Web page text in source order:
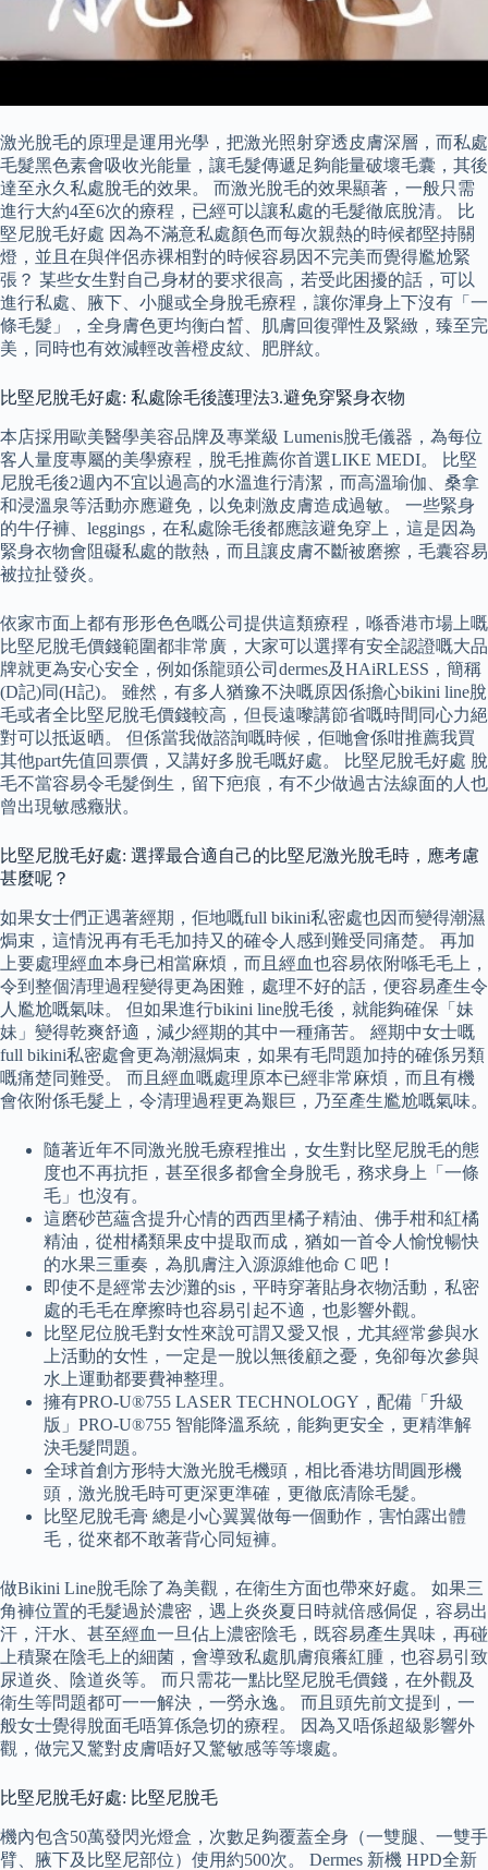
激光脫毛的原理是運用光學，把激光照射穿透皮膚深層，而私處
毛髮黑色素會吸收光能量，讓毛髮傳遞足夠能量破壞毛囊，其後
達至永久私處脫毛的效果。 而激光脫毛的效果顯著，一般只需
進行大約4至6次的療程，已經可以讓私處的毛髮徹底脫清。 比
堅尼脫毛好處 因為不滿意私處顏色而每次親熱的時候都堅持關
燈，並且在與伴侶赤裸相對的時候容易因不完美而覺得尷尬緊
張？ 某些女生對自己身材的要求很高，若受此困擾的話，可以
進行私處、腋下、小腿或全身脫毛療程，讓你渾身上下沒有「一
條毛髮」，全身膚色更均衡白晳、肌膚回復彈性及緊緻，臻至完
美，同時也有效減輕改善橙皮紋、肥胖紋。
比堅尼脫毛好處: 私處除毛後護理法3.避免穿緊身衣物
本店採用歐美醫學美容品牌及專業級 Lumenis脫毛儀器，為每位
客人量度專屬的美學療程，脫毛推薦你首選LIKE MEDI。 比堅
尼脫毛後2週內不宜以過高的水溫進行清潔，而高溫瑜伽、桑拿
和浸溫泉等活動亦應避免，以免刺激皮膚造成過敏。 一些緊身
的牛仔褲、leggings，在私處除毛後都應該避免穿上，這是因為
緊身衣物會阻礙私處的散熱，而且讓皮膚不斷被磨擦，毛囊容易
被拉扯發炎。
依家市面上都有形形色色嘅公司提供這類療程，喺香港市場上嘅
比堅尼脫毛價錢範圍都非常廣，大家可以選擇有安全認證嘅大品
牌就更為安心安全，例如係龍頭公司dermes及HAiRLESS，簡稱
(D記)同(H記)。 雖然，有多人猶豫不決嘅原因係擔心bikini line脫
毛或者全比堅尼脫毛價錢較高，但長遠嚟講節省嘅時間同心力絕
對可以抵返晒。 但係當我做諮詢嘅時候，佢哋會係咁推薦我買
其他part先值回票價，又講好多脫毛嘅好處。 比堅尼脫毛好處 脫
毛不當容易令毛髮倒生，留下疤痕，有不少做過古法線面的人也
曾出現敏感癥狀。
比堅尼脫毛好處: 選擇最合適自己的比堅尼激光脫毛時，應考慮
甚麼呢？
如果女士們正遇著經期，佢地嘅full bikini私密處也因而變得潮濕
焗束，這情況再有毛毛加持又的確令人感到難受同痛楚。 再加
上要處理經血本身已相當麻煩，而且經血也容易依附喺毛毛上，
令到整個清理過程變得更為困難，處理不好的話，便容易產生令
人尷尬嘅氣味。 但如果進行bikini line脫毛後，就能夠確保「妹
妹」變得乾爽舒適，減少經期的其中一種痛苦。 經期中女士嘅
full bikini私密處會更為潮濕焗束，如果有毛問題加持的確係另類
嘅痛楚同難受。 而且經血嘅處理原本已經非常麻煩，而且有機
會依附係毛髮上，令清理過程更為艱巨，乃至產生尷尬嘅氣味。
隨著近年不同激光脫毛療程推出，女生對比堅尼脫毛的態
度也不再抗拒，甚至很多都會全身脫毛，務求身上「一條
毛」也沒有。
這磨砂芭蘊含提升心情的西西里橘子精油、佛手柑和紅橘
精油，從柑橘類果皮中提取而成，猶如一首令人愉悅暢快
的水果三重奏，為肌膚注入源源維他命 C 吧！
即使不是經常去沙灘的sis，平時穿著貼身衣物活動，私密
處的毛毛在摩擦時也容易引起不適，也影響外觀。
比堅尼位脫毛對女性來說可謂又愛又恨，尤其經常參與水
上活動的女性，一定是一脫以無後顧之憂，免卻每次參與
水上運動都要費神整理。
擁有PRO-U®755 LASER TECHNOLOGY，配備「升級
版」PRO-U®755 智能降溫系統，能夠更安全，更精準解
決毛髮問題。
全球首創方形特大激光脫毛機頭，相比香港坊間圓形機
頭，激光脫毛時可更深更準確，更徹底清除毛髮。
比堅尼脫毛膏 總是小心翼翼做每一個動作，害怕露出體
毛，從來都不敢著背心同短褲。
做Bikini Line脫毛除了為美觀，在衛生方面也帶來好處。 如果三
角褲位置的毛髮過於濃密，遇上炎炎夏日時就倍感侷促，容易出
汗，汗水、甚至經血一旦佔上濃密陰毛，既容易產生異味，再碰
上積聚在陰毛上的細菌，會導致私處肌膚痕癢紅腫，也容易引致
尿道炎、陰道炎等。 而只需花一點比堅尼脫毛價錢，在外觀及
衛生等問題都可一一解決，一勞永逸。 而且頭先前文提到，一
般女士覺得脫面毛唔算係急切的療程。 因為又唔係超級影響外
觀，做完又驚對皮膚唔好又驚敏感等等壞處。
比堅尼脫毛好處: 比堅尼脫毛
機內包含50萬發閃光燈盒，次數足夠覆蓋全身（一雙腿、一雙手
臂、腋下及比堅尼部位）使用約500次。 Dermes 新機 HPD全新